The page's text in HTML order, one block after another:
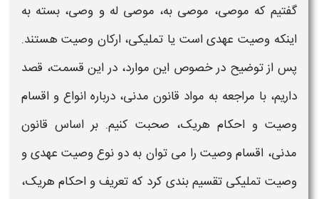
گفتیم که موصی، موصی به، موصی له و وصی، بسته به
اینکه وصیت عهدی است یا تملیکی، ارکان وصیت هستند.
پس از توضیح در خصوص این موارد، در این قسمت، قصد
داریم، با مراجعه به مواد قانون مدنی، درباره انواع و اقسام
وصیت و احکام هریک، صحبت کنیم. بر اساس قانون
مدنی، اقسام وصیت را می توان به دو نوعوصیت عهدیو
وصیت تملیکی تقسیم بندی کرد که تعریف و احکام هریک،